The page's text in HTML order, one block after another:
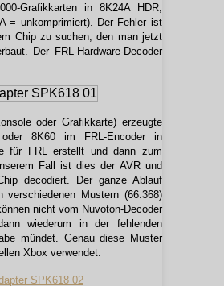
Grafikkarten in 8K24A HDR,
= unkomprimiert). Der Fehler ist
Chip zu suchen, den man jetzt
Der FRL-Hardware-Decoder
oder Grafikkarte) erzeugte
8K60 im FRL-Encoder in
für FRL erstellt und dann zum
Fall ist dies der AVR und
decodiert. Der ganze Ablauf
Mustern (66.368)
nicht vom Nuvoton-Decoder
wiederum in der fehlenden
mündet. Genau diese Muster
Xbox verwendet.